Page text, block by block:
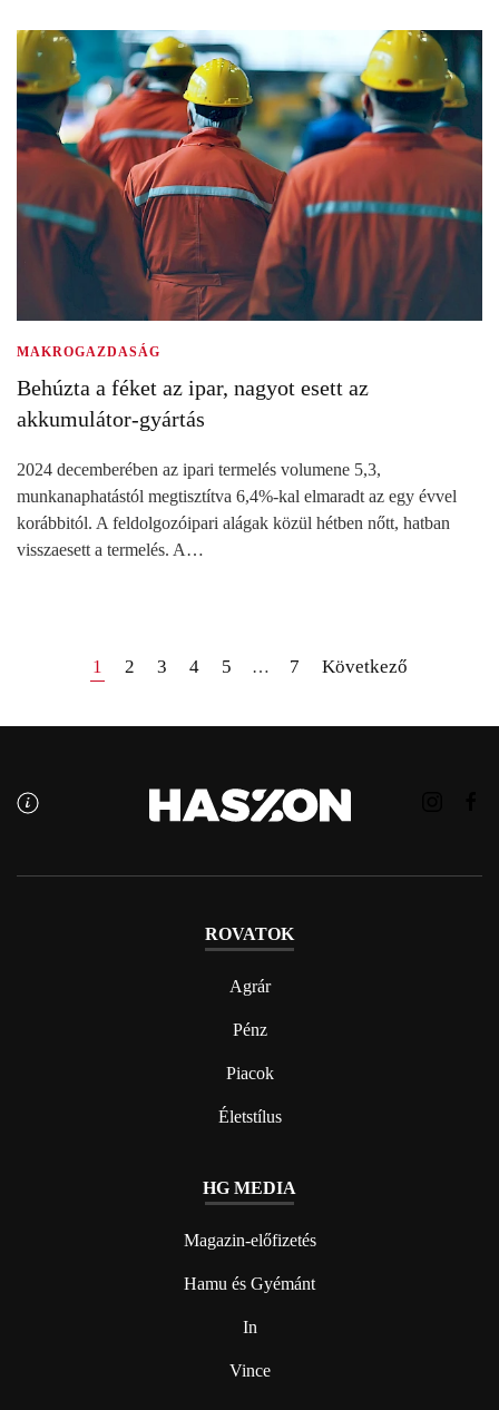
MAKROGAZDASÁG
Behúzta a féket az ipar, nagyot esett az
akkumulátor-gyártás
2024 decemberében az ipari termelés volumene 5,3,
munkanaphatástól megtisztítva 6,4%-kal elmaradt az egy évvel
korábbitól. A feldolgozóipari alágak közül hétben nőtt, hatban
visszaesett a termelés. A…
1 2 3 4 5 … 7 Következő
ROVATOK
Agrár
Pénz
Piacok
Életstílus
HG MEDIA
Magazin-előfizetés
Hamu és Gyémánt
In
Vince